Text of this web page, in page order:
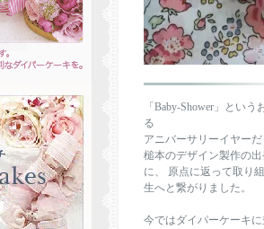
「Baby-Shower」とい
る
アニバーサリーイヤー
槌本のデザイン製作の
に、 原点に返って取り
生へと繋がりました。
今ではダイパーケーキ